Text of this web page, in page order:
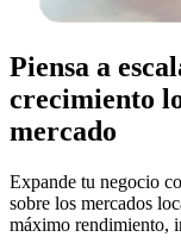
Piensa a
crecimiento
mercado
Expande tu negocio
sobre los mercados
máximo rendimiento,